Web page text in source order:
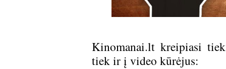
Kinomanai.lt kreipiasi
tiek ir į video kūrėjus: